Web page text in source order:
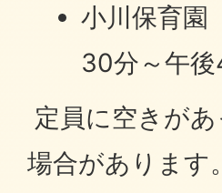
小川保育園
30分～午
定員に空きが
場合があります。